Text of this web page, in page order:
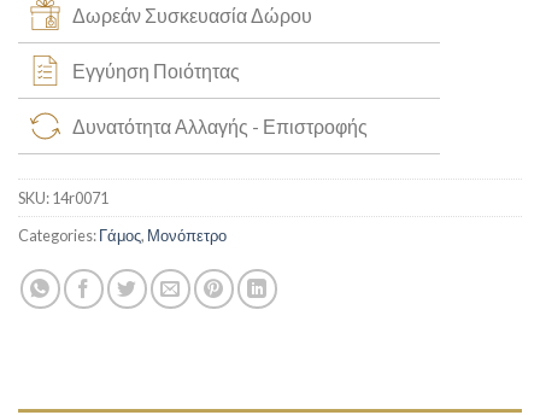
Δωρεάν Συσκευασία Δώρου
Εγγύηση Ποιότητας
Δυνατότητα Αλλαγής - Επιστροφής
SKU:14r0071
Categories:Γάμος, Μονόπετρο